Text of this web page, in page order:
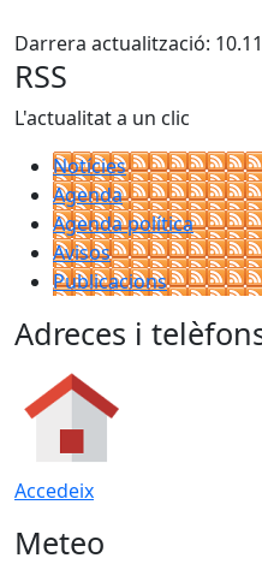
Darrera actualització:
RSS
L'actualitat a un clic
Notícies
Agenda
Agenda política
Avisos
Publicacions
Adreces i
Accedeix
Meteo